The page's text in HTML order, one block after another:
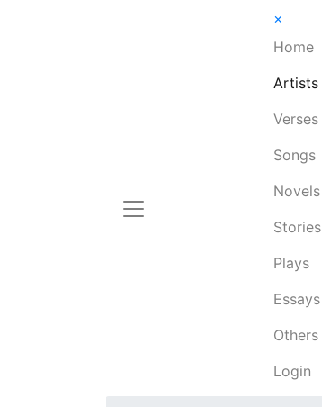
×
Home
Artists
Verses
Songs
Novels
Stories
Plays
Essays
Others
Login